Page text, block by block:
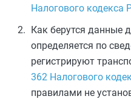
Налогового кодекса
Как берутся данные
определяется по
регистрируют
362 Налогового
правилами не